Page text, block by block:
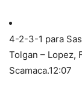
4-2-3-1 para
Tolgan – Lopez,
Scamaca.12:07